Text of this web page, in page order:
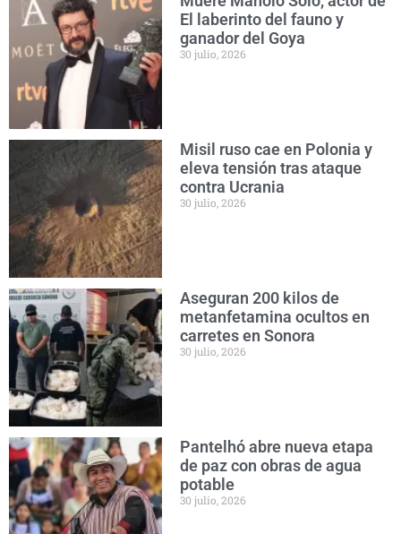
El laberinto del fauno y
ganador del Goya
30 julio, 2026
Misil ruso cae en Polonia y
eleva tensión tras ataque
contra Ucrania
30 julio, 2026
Aseguran 200 kilos de
metanfetamina ocultos en
carretes en Sonora
30 julio, 2026
Pantelhó abre nueva etapa
de paz con obras de agua
potable
30 julio, 2026